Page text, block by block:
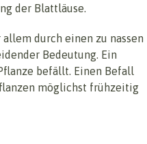
der Blattläuse.
durch einen zu nassen
Bedeutung. Ein
befällt. Einen Befall
möglichst frühzeitig